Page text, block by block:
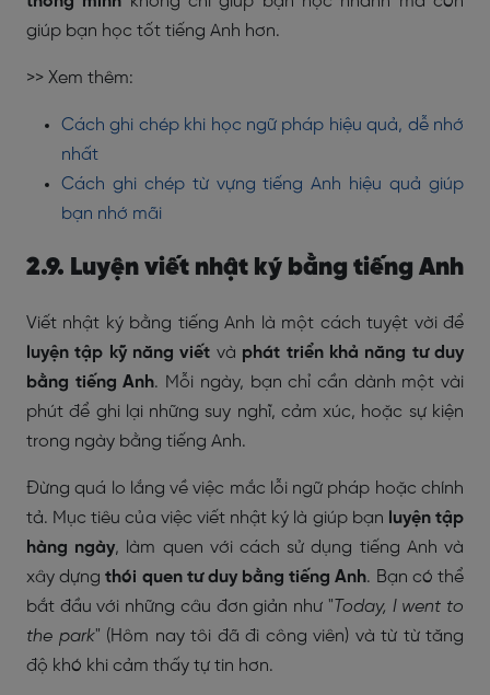
giúp bạn học tốt tiếng Anh hơn.
>> Xem thêm:
Cách ghi chép khi học ngữ pháp hiệu quả, dễ nhớ
nhất
Cách ghi chép từ vựng tiếng Anh hiệu quả giúp
bạn nhớ mãi
2.9. Luyện viết nhật ký bằng tiếng Anh
Viết nhật ký bằng tiếng Anh là một cách tuyệt vời để
luyện tập kỹ năng viết và phát triển khả năng tư duy
bằng tiếng Anh. Mỗi ngày, bạn chỉ cần dành một vài
phút để ghi lại những suy nghĩ, cảm xúc, hoặc sự kiện
trong ngày bằng tiếng Anh.
Đừng quá lo lắng về việc mắc lỗi ngữ pháp hoặc chính
tả. Mục tiêu của việc viết nhật ký là giúp bạn luyện tập
hàng ngày, làm quen với cách sử dụng tiếng Anh và
xây dựngthói quen tư duy bằng tiếng Anh. Bạn có thể
bắt đầu với những câu đơn giản như " Today, I went to
the park" (Hôm nay tôi đã đi công viên) và từ từ tăng
độ khó khi cảm thấy tự tin hơn.